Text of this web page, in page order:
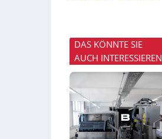
DAS KÖNNTE SIE
AUCH INTERESSIEREN